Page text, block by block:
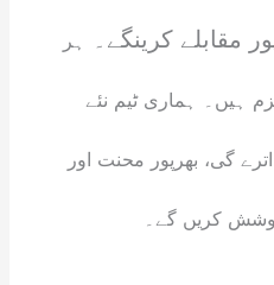
مقابلے کرینگے۔ ہر
ہیں۔ ہماری ٹیم نئے
گی، بھرپور محنت اور
کریں گے۔